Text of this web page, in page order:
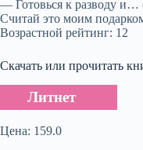
— Готовься к разводу и…
Считай это моим
Возрастной рейтинг: 12
Скачать или прочитать
Литнет
Цена: 159.0